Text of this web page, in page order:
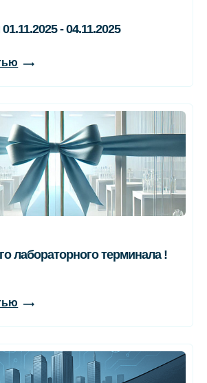
- 04.11.2025
лабораторного терминала !